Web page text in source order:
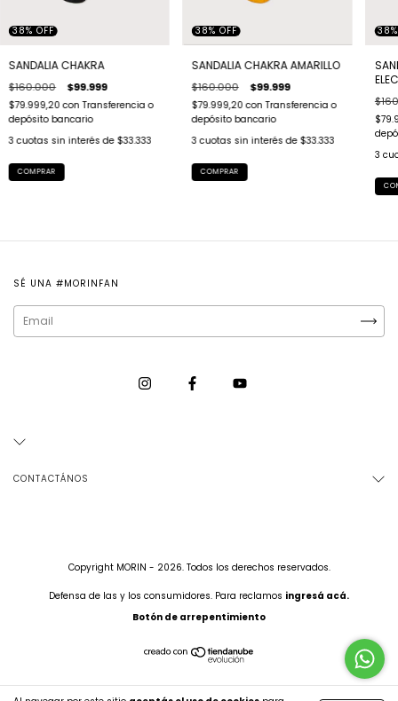
38% OFF
SANDALIA CHAKRA
$160.000 $99.999
$79.999,20con Transferencia o
depósito bancario
3 cuotas sin interés de $33.333
COMPRAR
38% OFF
SANDALIA CHAKRA AMARILLO
$160.000 $99.999
$79.999,20con Transferencia o
depósito bancario
3 cuotas sin interés de $33.333
COMPRAR
38
3
SÉ UNA #MORINFAN
CONTACTÁNOS
Copyright MORIN - 2026. Todos los derechos reservados.
Defensa de las y los consumidores. Para reclamos ingresá acá.
Botón de arrepentimiento